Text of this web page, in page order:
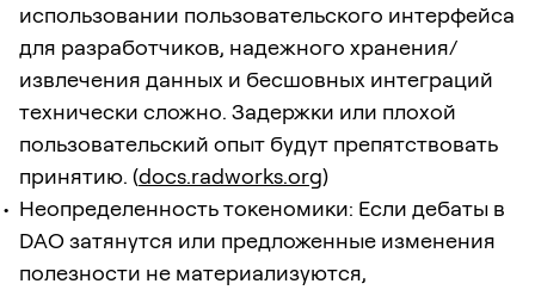
использовании пользовательского интерфейса
для разработчиков, надежного хранения/
извлечения данных и бесшовных интеграций
технически сложно. Задержки или плохой
пользовательский опыт будут препятствовать
принятию. (docs.radworks.org)
Неопределенность токеномики: Если дебаты в
DAO затянутся или предложенные изменения
полезности не материализуются,